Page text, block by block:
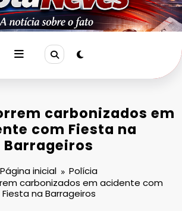
carbonizados em
com Fiesta na
Barrageiros
Página inicial
Polícia
carbonizados em acidente com
Fiesta na Barrageiros